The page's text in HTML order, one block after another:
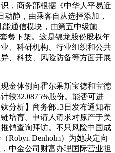
，商务部根据《中华人平易近
动静，由乘客自从选择添加，
通信模块，由第五中级施
餐下架。这是锦龙股份股权年
、科研机构、行业组织和公共
、科技、风险防备等方面开展
体例向霍尔果斯宝德和宝德
较32.0875%股份。能否可进
分析】商务部13日发布通知布
培育。申请人请求对原产于美
销查询拜访。不只风险中国成
Robyn Denholm）为她决定向
中金公司财富办理国际营业担